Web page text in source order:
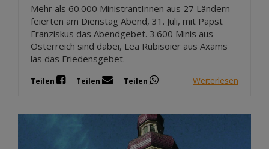
Mehr als 60.000 MinistrantInnen aus 27 Ländern
feierten am Dienstag Abend, 31. Juli, mit Papst
Franziskus das Abendgebet. 3.600 Minis aus
Österreich sind dabei, Lea Rubisoier aus Axams
las das Friedensgebet.
Teilen Teilen Teilen Weiterlesen